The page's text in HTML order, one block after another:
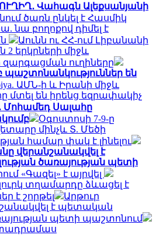
Վահագն Ալեքսանյանի
ծառն ընկել է Հասմիկ
նա բողոքով դիմել է
Աունն ու ՀՀ-ում Լիբանանի
2 երկրների միջև
զարգացման ուղիները
պաշտոնանկություններ են
ԱՄՆ-ի և Իրանի միջև
մտել են իրենց եզրափակիչ
Սալահը
Օգոստոսի 7-9-ը
մինչև Տ. Մեծի
համար փակ է լինելու
վերանշանակվել է
ծառայության պետի
«Գազել» է այրվել
տղամարդը ձևացել է
է շորթել
Արթուր
է պետական
պետի պաշտոնում